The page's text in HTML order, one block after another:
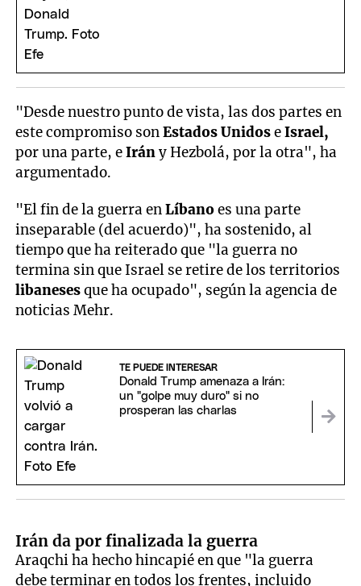
"Desde nuestro punto de vista, las dos partes en
este compromiso sonEstados UnidoseIsrael,
por una parte, eIrány Hezbolá, por la otra", ha
argumentado.
"El fin de la guerra enLíbanoes una parte
inseparable (del acuerdo)", ha sostenido, al
tiempo que ha reiterado que "la guerra no
termina sin que Israel se retire de los territorios
libanesesque ha ocupado", según la agencia de
noticias Mehr.
TE PUEDE INTERESAR
Donald Trump amenaza a Irán:
un "golpe muy duro" si no
prosperan las charlas
Irán da por finalizada la guerra
Araqchi ha hecho hincapié en que "la guerra
debe terminar en todos los frentes, incluido